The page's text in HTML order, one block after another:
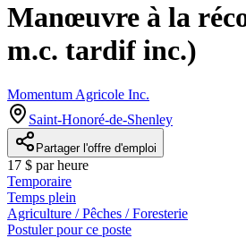
Manœuvre à la
m.c. tardif inc.)
Momentum Agricole Inc.
Saint-Honoré-de-Shenley
Partager l'offre d'emploi
17 $ par heure
Temporaire
Temps plein
Agriculture / Pêches / Foresterie
Postuler pour ce poste